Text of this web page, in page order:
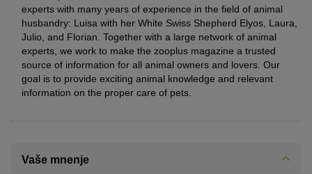
experts with many years of experience in the field of animal
husbandry: Luisa with her White Swiss Shepherd Elyos, Laura,
Julio, and Florian. Together with a large network of animal
experts, we work to make the zooplus magazine a trusted
source of information for all animal owners and lovers. Our
goal is to provide exciting animal knowledge and relevant
information on the proper care of pets.
Vaše mnenje